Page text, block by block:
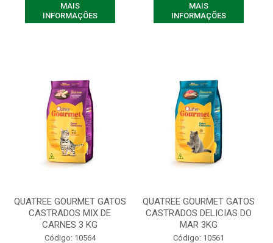
MAIS
INFORMAÇÕES
MAIS
INFORMAÇÕES
QUATREE GOURMET GATOS
CASTRADOS MIX DE
CARNES 3 KG
Código: 10564
QUATREE GOURMET GATOS
CASTRADOS DELICIAS DO
MAR 3KG
Código: 10561